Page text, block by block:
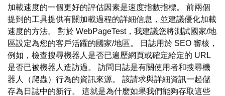
加載速度的一個更好的評估因素是速度指數指標。 前兩個
提到的工具提供有關加載過程的詳細信息，並建議優化加載
速度的方法。 對於 WebPageTest，我建議您將測試國家/地
區設定為您的客戶活躍的國家/地區。 日誌用於 SEO 審核，
例如，檢查搜尋機器人是否已遍歷網頁或確定給定的 URL
是否已被機器人造訪過。 訪問日誌是有關使用者和搜尋機
器人（爬蟲）行為的資訊來源。 該請求與詳細資訊一起儲
存為日誌中的新行。 這就是為什麼如果我們能夠存取這些